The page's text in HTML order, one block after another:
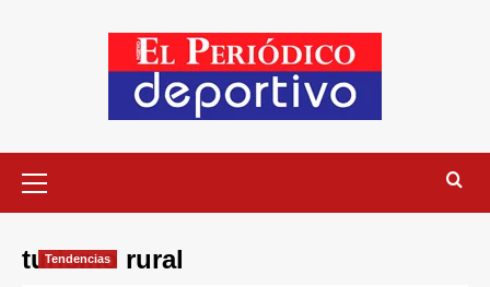
turismo rural
Tendencias